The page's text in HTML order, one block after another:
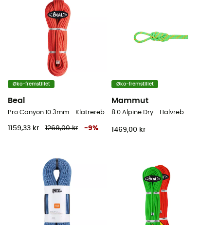
Øko-fremstillet
Beal
Pro Canyon 10.3mm - Klatrereb
1159,33 kr 1269,00 kr -9%
Øko-fremstillet
Mammut
8.0 Alpine Dry - Halvreb
1469,00 kr